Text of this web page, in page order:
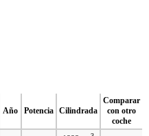
Año Potencia Cilindrada
Comparar
con otro
coche